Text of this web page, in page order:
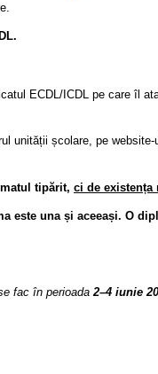
ECDL/ICDL pe care îl
unității școlare, pe website-
tipărit, ci de existența
este una și aceeași. O
fac în perioada 2–4 iunie